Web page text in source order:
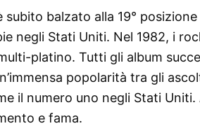
subito balzato alla 19°
negli Stati Uniti. Nel 1982, i
platino. Tutti gli album
popolarità tra gli
il numero uno negli Stati
e fama.